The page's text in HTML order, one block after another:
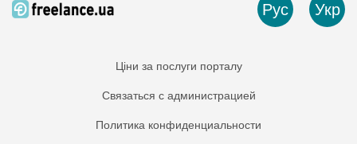
Рус Укр
Ціни за послуги порталу
Связаться с администрацией
Политика конфиденциальности